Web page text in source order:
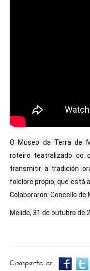
O Museo da Terra de
roteiro teatralizado co
transmitir a tradición
folclore propio, que está
Colaboraron: Concello de
Melide, 31 de outubro de
Comparte en.